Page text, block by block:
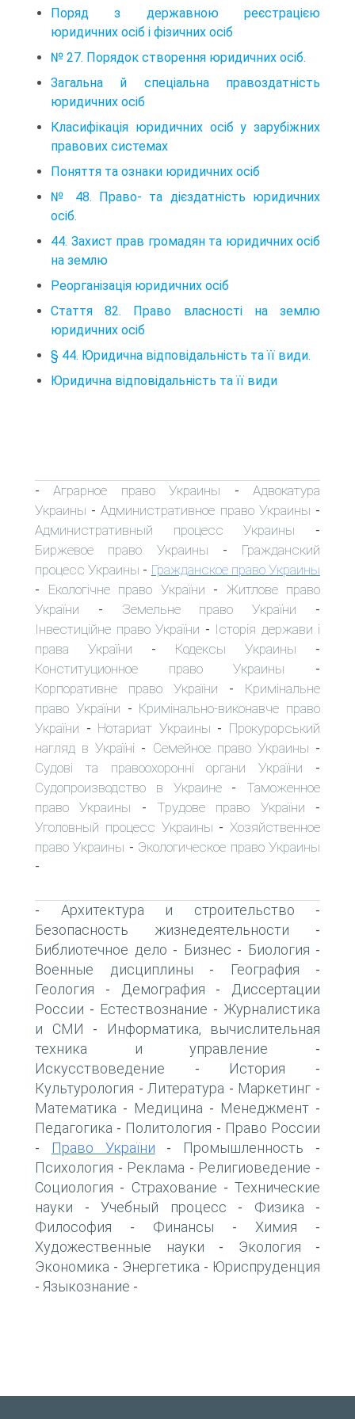
Поряд з державною реєстрацією
юридичних осіб і фізичних осіб
№ 27. Порядок створення юридичних осіб.
Загальна й спеціальна правоздатність
юридичних осіб
Класифікація юридичних осіб у зарубіжних
правових системах
Поняття та ознаки юридичних осіб
№ 48. Право- та дієздатність юридичних
осіб.
44. Захист прав громадян та юридичних осіб
на землю
Реорганізація юридичних осіб
Стаття 82. Право власності на землю
юридичних осіб
§ 44. Юридична відповідальність та її види.
Юридична відповідальність та її види
-Аграрное право Украины -Адвокатура
Украины -Административное право Украины -
Административный процесс Украины -
Биржевое право Украины - Гражданский
процесс Украины - Гражданское право Украины
- Екологічне право України - Житлове право
України - Земельне право України -
Інвестиційне право України - Історія держави і
права України - Кодексы Украины -
Конституционное право Украины -
Корпоративне право України - Кримінальне
право України - Кримінально-виконавче право
України - Нотариат Украины - Прокурорський
нагляд в Україні - Семейное право Украины -
Судові та правоохоронні органи України -
Судопроизводство в Украине- Таможенное
право Украины - Трудове право України -
Уголовный процесс Украины - Хозяйственное
право Украины - Экологическое право Украины
-
- Архитектура и строительство -
Безопасность жизнедеятельности -
Библиотечное дело - Бизнес - Биология -
Военные дисциплины - География -
Геология - Демография -
Диссертации
России - Естествознание - Журналистика
и СМИ -
Информатика, вычислительная
техника и управление -
Искусствоведение - История -
Культурология - Литература - Маркетинг -
Математика - Медицина - Менеджмент -
Педагогика - Политология - Право России
- Право України - Промышленность -
Психология - Реклама - Религиоведение -
Социология - Страхование - Технические
науки - Учебный процесс - Физика -
Философия - Финансы - Химия -
Художественные науки - Экология -
Экономика - Энергетика - Юриспруденция
- Языкознание -